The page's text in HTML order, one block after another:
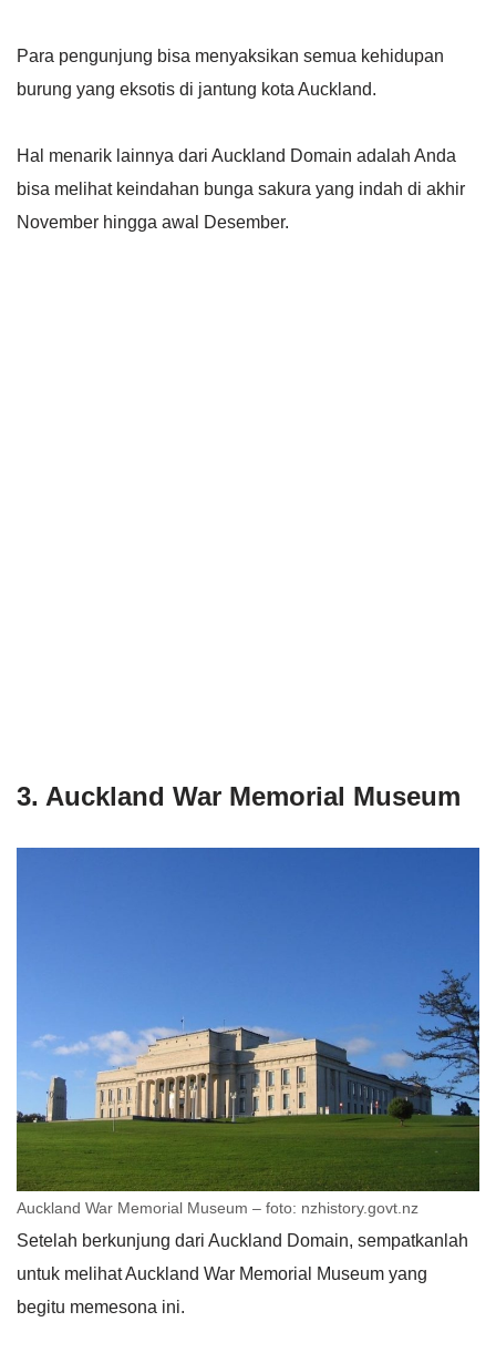
Para pengunjung bisa menyaksikan semua kehidupan
burung yang eksotis di jantung kota Auckland.
Hal menarik lainnya dari Auckland Domain adalah Anda
bisa melihat keindahan bunga sakura yang indah di akhir
November hingga awal Desember.
3. Auckland War Memorial Museum
Auckland War Memorial Museum – foto: nzhistory.govt.nz
Setelah berkunjung dari Auckland Domain, sempatkanlah
untuk melihat Auckland War Memorial Museum yang
begitu memesona ini.